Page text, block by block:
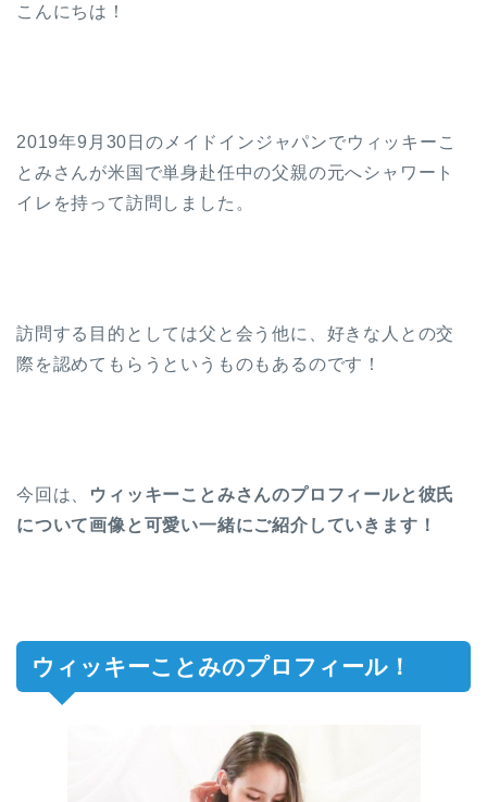
こんにちは！
2019年9月30日のメイドインジャパンでウィッキーこ
とみさんが米国で単身赴任中の父親の元へシャワート
イレを持って訪問しました。
訪問する目的としては父と会う他に、好きな人との交
際を認めてもらうというものもあるのです！
今回は、
ウィッキーことみさんのプロフィールと彼氏
について画像と可愛い一緒にご紹介していきます！
ウィッキーことみのプロフィール！